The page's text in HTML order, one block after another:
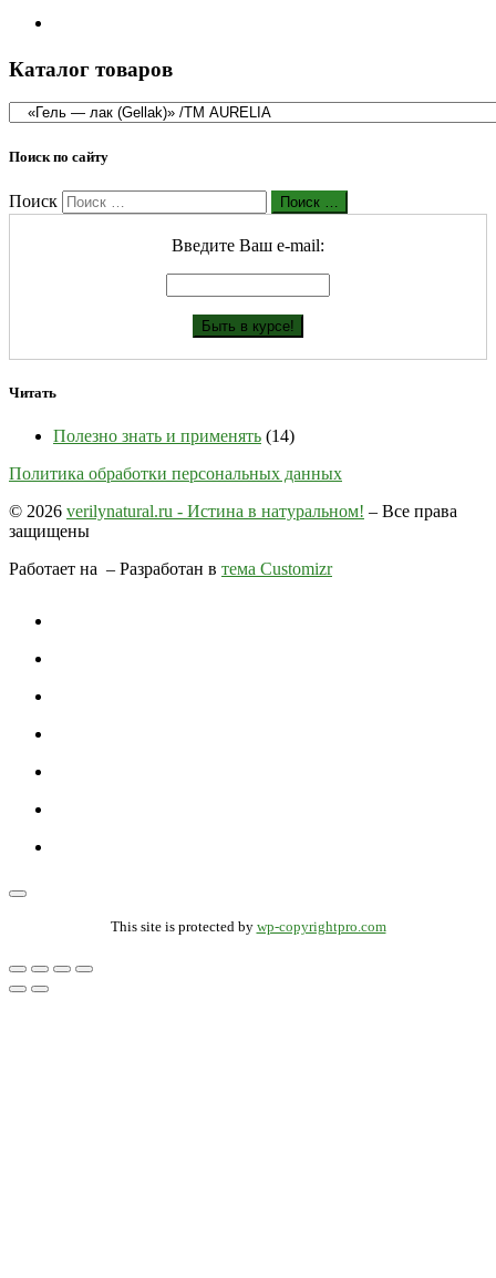
Каталог товаров
Поиск по сайту
Поиск Поиск …
Введите Ваш е-mail:
Читать
Полезно знать и применять (14)
Политика обработки персональных данных
© 2026 verilynatural.ru - Истина в натуральном! – Все права
защищены
Работает на – Разработан в тема Customizr
This site is protected by wp-copyrightpro.com